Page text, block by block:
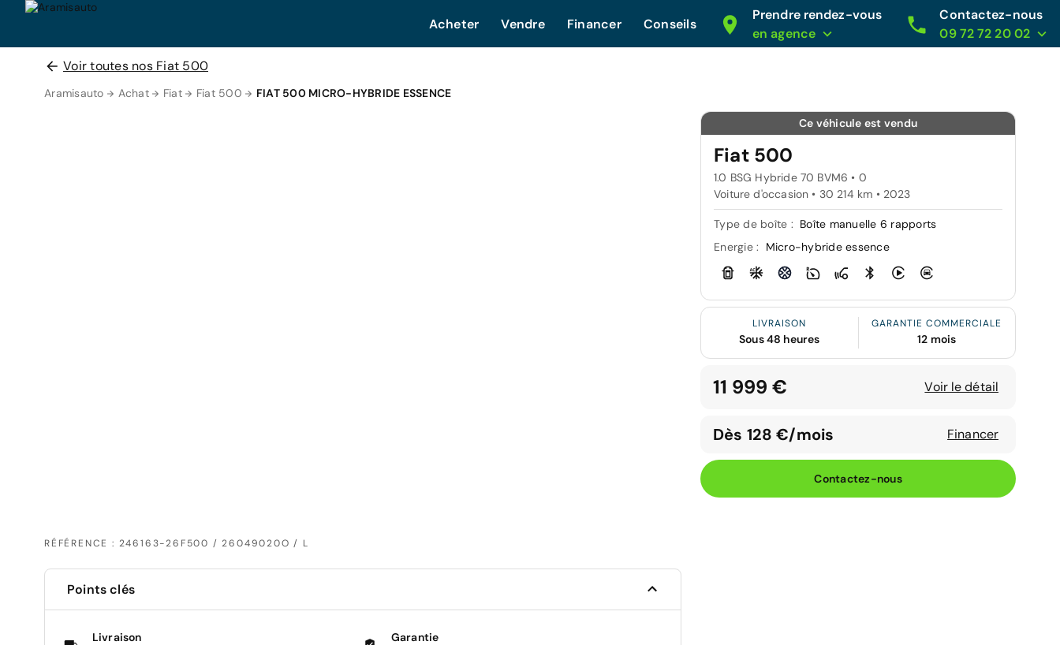
Acheter Vendre Financer Conseils
Prendre rendez-vous
en agence
Contactez-nous
09 72 72 20 02
Voir toutes nos Fiat 500
Aramisauto Achat Fiat Fiat 500 FIAT 500 MICRO-HYBRIDE ESSENCE
RÉFÉRENCE : 246163-26F500 / 26049020O / L
Ce véhicule est vendu
Fiat 500
1.0 BSG Hybride 70 BVM6 • 0
Voiture d'occasion • 30 214 km • 2023
Type de boîte : Boîte manuelle 6 rapports
Energie :
Micro-hybride essence
LIVRAISON
Sous 48 heures
GARANTIE COMMERCIALE
12 mois
11 999 € Voir le détail
Dès 128 €/mois Financer
Contactez-nous
Points clés
Livraison
Garantie